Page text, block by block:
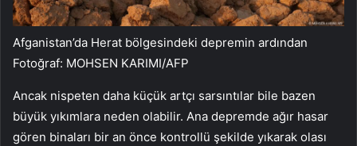
Afganistan’da Herat bölgesindeki depremin ardından
Fotoğraf: MOHSEN KARIMI/AFP
Ancak nispeten daha küçük artçı sarsıntılar bile bazen
büyük yıkımlara neden olabilir. Ana depremde ağır hasar
gören binaları bir an önce kontrollü şekilde yıkarak olası